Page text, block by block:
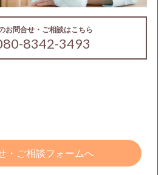
お問合せ・ご相談はこちら
8342-3493
・ご相談フォームへ